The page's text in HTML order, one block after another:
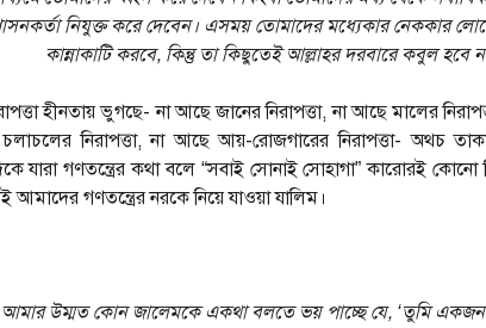
নিযুক্ত করে দেবেন। এসময় তোমাদের মধ্যেকার নেককার
কান্নাকাটি করবে, কিন্তু তা কিছুতেই আল্লাহর দরবারে কবুল হবে
হীনতায় ভুগছে- না আছে জানের নিরাপত্তা, না আছে মালের
নিরাপত্তা, না আছে আয়-রোজগারের নিরাপত্তা- অথচ
যারা গণতন্ত্রের কথা বলে “সবাই সোনাই সোহাগা” কারোরই
আমাদের গণতন্ত্রের নরকে নিয়ে যাওয়া যালিম।
উম্মত কোন জালেমকে একথা বলতে ভয় পাচ্ছে যে, ‘তুমি একজন